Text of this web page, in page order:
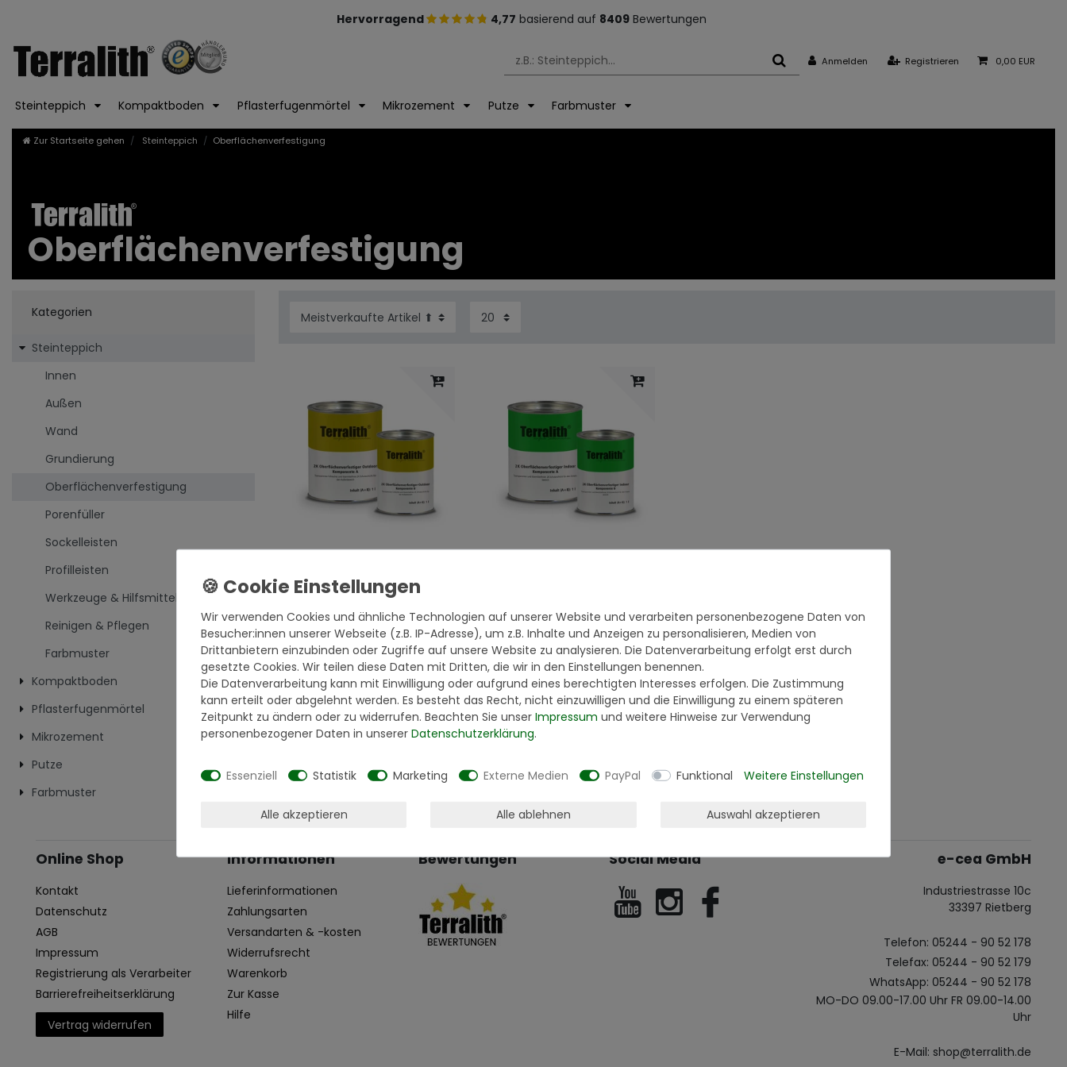
Hervorragend 4,77 basierend auf 8409 Bewertungen
Anmelden Registrieren 0,00 EUR
Steinteppich Kompaktboden Pflasterfugenmörtel Mikrozement Putze Farbmuster
Zur Startseite gehen Steinteppich Oberflächenverfestigung
Oberflächenverfestigung
Kategorien
Steinteppich
Innen
Außen
Wand
Grundierung
Oberflächenverfestigung
Porenfüller
Sockelleisten
Profilleisten
Werkzeuge & Hilfsmittel
Reinigen & Pflegen
Farbmuster
Kompaktboden
Pflasterfugenmörtel
Mikrozement
Putze
Farbmuster
33,95 € *
*inkl. ges. MwSt.zzgl.
Versandkosten
*inkl. ges. MwSt.zzgl.
Versandkosten
Online Shop
Kontakt
Datenschutz
AGB
Impressum
Registrierung als Verarbeiter
Barrierefreiheitserklärung
Vertrag widerrufen
Informationen
Lieferinformationen
Zahlungsarten
Versandarten & -kosten
Widerrufsrecht
Warenkorb
Zur Kasse
Hilfe
Bewertungen Social Media e-cea GmbH
Industriestrasse 10c
33397 Rietberg
Telefon: 05244 - 90 52 178
Telefax: 05244 - 90 52 179
WhatsApp: 05244 - 90 52 178
MO-DO 09.00-17.00 Uhr FR 09.00-14.00
Uhr
E-Mail: shop@terralith.de
Wir verwenden Cookies und ähnliche Technologien auf unserer Website und verarbeiten personenbezogene Daten von
Besucher:innen unserer Webseite (z.B. IP-Adresse), um z.B. Inhalte und Anzeigen zu personalisieren, Medien von
Drittanbietern einzubinden oder Zugriffe auf unsere Website zu analysieren. Die Datenverarbeitung erfolgt erst durch
gesetzte Cookies. Wir teilen diese Daten mit Dritten, die wir in den Einstellungen benennen.
Die Datenverarbeitung kann mit Einwilligung oder aufgrund eines berechtigten Interesses erfolgen. Die Zustimmung
kann erteilt oder abgelehnt werden. Es besteht das Recht, nicht einzuwilligen und die Einwilligung zu einem späteren
Zeitpunkt zu ändern oder zu widerrufen. Beachten Sie unser Impressum und weitere Hinweise zur Verwendung
personenbezogener Daten in unserer Daten­schutz­erklärung.
Essenziell Statistik Marketing Externe Medien PayPal Funktional Weitere Einstellungen
Alle akzeptieren Alle ablehnen Auswahl akzeptieren